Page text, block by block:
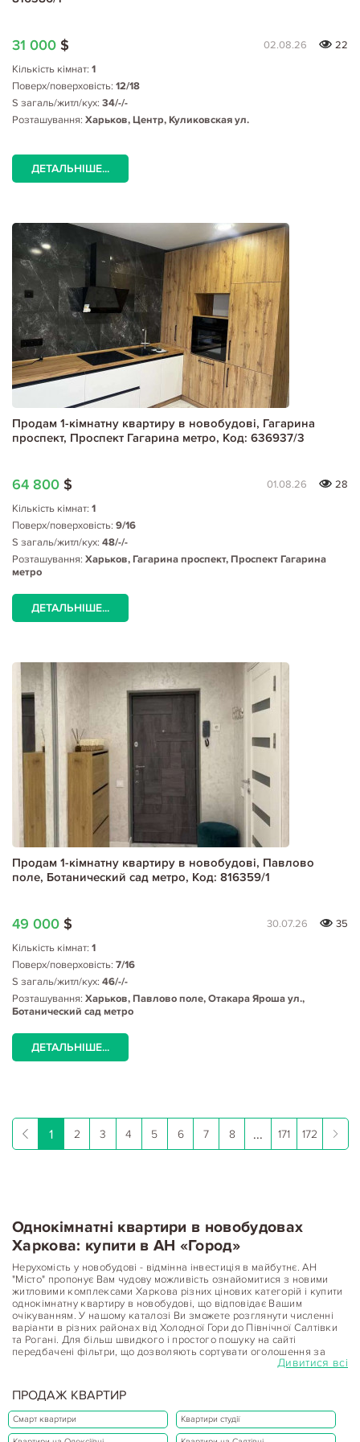
31 000 $ 02.08.26
22
Кількість кімнат: 1
Поверх/поверховість: 12/18
S загаль/житл/кух: 34/-/-
Розташування: Харьков, Центр, Куликовская ул.
ДЕТАЛЬНІШЕ...
Продам 1-кімнатну квартиру в новобудові, Гагарина
проспект, Проспект Гагарина метро, Код: 636937/3
64 800 $ 01.08.26
28
Кількість кімнат: 1
Поверх/поверховість: 9/16
S загаль/житл/кух: 48/-/-
Розташування: Харьков, Гагарина проспект, Проспект Гагарина
метро
ДЕТАЛЬНІШЕ...
Продам 1-кімнатну квартиру в новобудові, Павлово
поле, Ботанический сад метро, Код: 816359/1
49 000 $ 30.07.26
35
Кількість кімнат: 1
Поверх/поверховість: 7/16
S загаль/житл/кух: 46/-/-
Розташування: Харьков, Павлово поле, Отакара Яроша ул.,
Ботанический сад метро
ДЕТАЛЬНІШЕ...
1 2 3 4 5 6 7 8 ... 171 172
Однокімнатні квартири в новобудовах
Харкова: купити в АН «Город»
Нерухомість у новобудові - відмінна інвестиція в майбутнє. АН
"Місто" пропонує Вам чудову можливість ознайомитися з новими
житловими комплексами Харкова різних цінових категорій і купити
однокімнатну квартиру в новобудові, що відповідає Вашим
очікуванням. У нашому каталозі Ви зможете розглянути численні
варіанти в різних районах від Холодної Гори до Північної Салтівки
та Рогані. Для більш швидкого і простого пошуку на сайті
передбачені фільтри, що дозволяють сортувати оголошення за
різними параметрами: ціна, дата розміщення, поверх, локація,
додається докладний опис з якісними фотографіями з різних
ракурсів.
Первинний ринок нерухомості: вибір
Дивитися всі
ПРОДАЖ КВАРТИР
Смарт квартири Квартири студії